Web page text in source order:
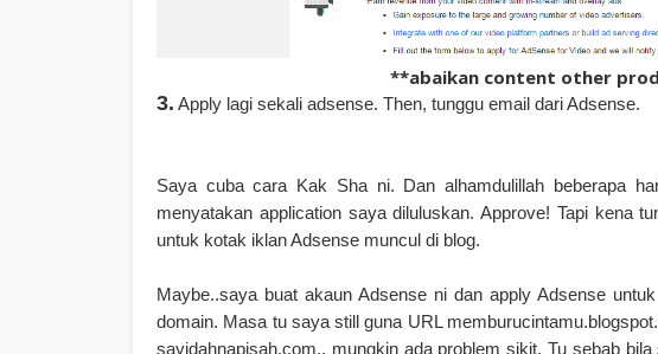
**abaikan content other
3. Apply lagi sekali adsense. Then, tunggu email dari Adsense.
Saya cuba cara Kak Sha ni. Dan alhamdulillah beberapa
menyatakan application saya diluluskan. Approve! Tapi kena
untuk kotak iklan Adsense muncul di blog.
Maybe..saya buat akaun Adsense ni dan apply Adsense
domain. Masa tu saya still guna URL
sayidahnapisah.com.. mungkin ada problem sikit. Tu sebab